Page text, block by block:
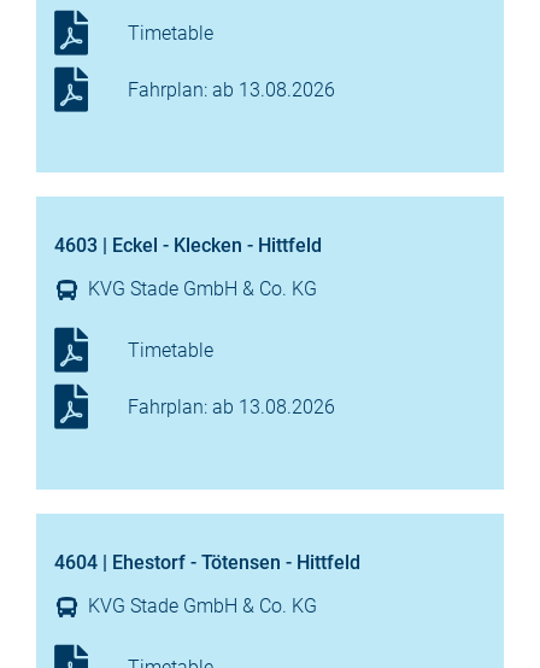
Timetable
Fahrplan: ab 13.08.2026
4603 | Eckel - Klecken - Hittfeld
KVG Stade GmbH & Co. KG
Timetable
Fahrplan: ab 13.08.2026
4604 | Ehestorf - Tötensen - Hittfeld
KVG Stade GmbH & Co. KG